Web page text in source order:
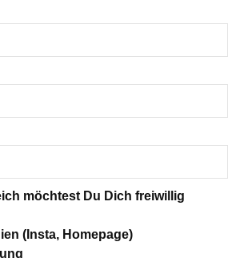
möchtest Du Dich freiwillig
(Insta, Homepage)